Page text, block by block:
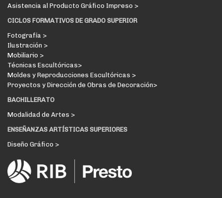
Asistencia al Producto Gráfico Impreso >
CICLOS FORMATIVOS DE GRADO SUPERIOR
Fotografía >
Ilustración >
Mobiliario >
Técnicas Escultóricas>
Moldes y Reproducciones Escultóricas >
Proyectos y Dirección de Obras de Decoración>
BACHILLERATO
Modalidad de Artes >
ENSEÑANZAS ARTÍSTICAS SUPERIORES
Diseño Gráfico >